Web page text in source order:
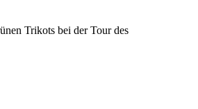
Trikots bei der Tour des